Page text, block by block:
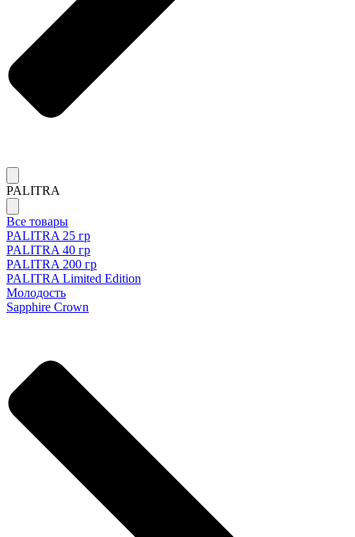
PALITRA
Все товары
PALITRA 25 гр
PALITRA 40 гр
PALITRA 200 гр
PALITRA Limited Edition
Молодость
Sapphire Crown